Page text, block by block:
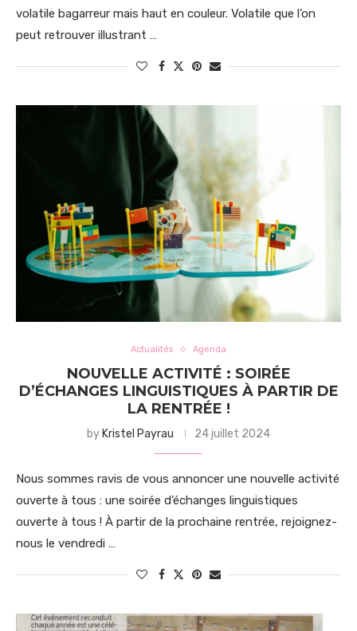
volatile bagarreur mais haut en couleur. Volatile que l’on
peut retrouver illustrant …
Actualités Agenda
NOUVELLE ACTIVITÉ : SOIRÉE
D’ÉCHANGES LINGUISTIQUES À PARTIR DE
LA RENTRÉE !
by Kristel Payrau 24 juillet 2024
Nous sommes ravis de vous annoncer une nouvelle activité
ouverte à tous : une soirée d’échanges linguistiques
ouverte à tous ! À partir de la prochaine rentrée, rejoignez-
nous le vendredi …